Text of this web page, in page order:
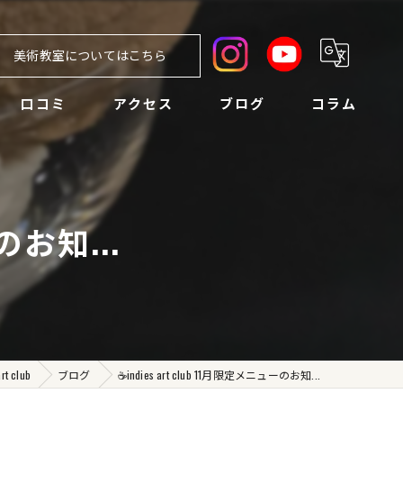
美術教室についてはこちら
口コミ アクセス ブログ コラム
お知...
club ブログ ☕️indies art club 11月限定メニューのお知...